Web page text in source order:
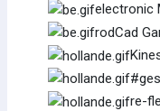
electronic
rodCad
re-